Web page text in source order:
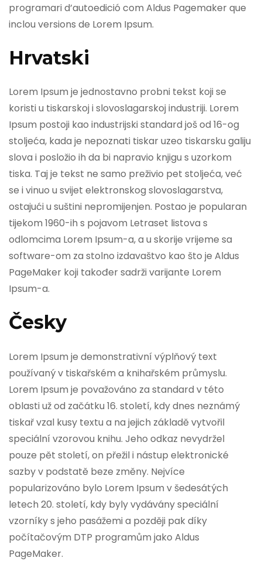
programari d’autoedició com Aldus Pagemaker que
inclou versions de Lorem Ipsum.
Hrvatski
Lorem Ipsum je jednostavno probni tekst koji se
koristi u tiskarskoj i slovoslagarskoj industriji. Lorem
Ipsum postoji kao industrijski standard još od 16-og
stoljeća, kada je nepoznati tiskar uzeo tiskarsku galiju
slova i posložio ih da bi napravio knjigu s uzorkom
tiska. Taj je tekst ne samo preživio pet stoljeća, već
se i vinuo u svijet elektronskog slovoslagarstva,
ostajući u suštini nepromijenjen. Postao je popularan
tijekom 1960-ih s pojavom Letraset listova s
odlomcima Lorem Ipsum-a, a u skorije vrijeme sa
software-om za stolno izdavaštvo kao što je Aldus
PageMaker koji također sadrži varijante Lorem
Ipsum-a.
Česky
Lorem Ipsum je demonstrativní výplňový text
používaný v tiskařském a knihařském průmyslu.
Lorem Ipsum je považováno za standard v této
oblasti už od začátku 16. století, kdy dnes neznámý
tiskař vzal kusy textu a na jejich základě vytvořil
speciální vzorovou knihu. Jeho odkaz nevydržel
pouze pět století, on přežil i nástup elektronické
sazby v podstatě beze změny. Nejvíce
popularizováno bylo Lorem Ipsum v šedesátých
letech 20. století, kdy byly vydávány speciální
vzorníky s jeho pasážemi a později pak díky
počítačovým DTP programům jako Aldus
PageMaker.